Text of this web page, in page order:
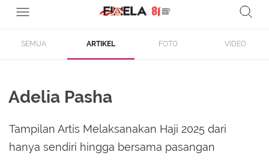
SEMUA ARTIKEL FOTO VIDEO
Adelia Pasha
Tampilan Artis Melaksanakan Haji 2025 dari
hanya sendiri hingga bersama pasangan